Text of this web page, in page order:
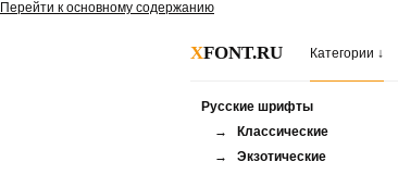
Перейти к основному содержанию
XFONT.RU Категории ↓
Русские шрифты
→ Классические
→ Экзотические